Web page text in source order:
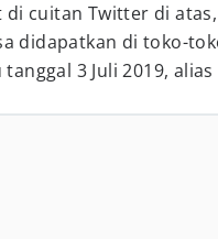
cuitan Twitter di
didapatkan di toko-
3 Juli 2019,